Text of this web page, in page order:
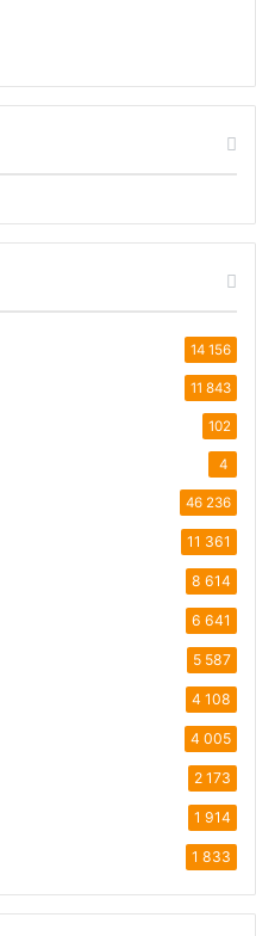
14 156
11 843
102
4
46 236
11 361
8 614
6 641
5 587
4 108
4 005
2 173
1 914
1 833